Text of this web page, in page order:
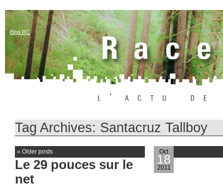
Blog RC
Tag Archives: Santacruz Tallboy
« Older posts Oct
18
2011
Le 29 pouces sur le
net